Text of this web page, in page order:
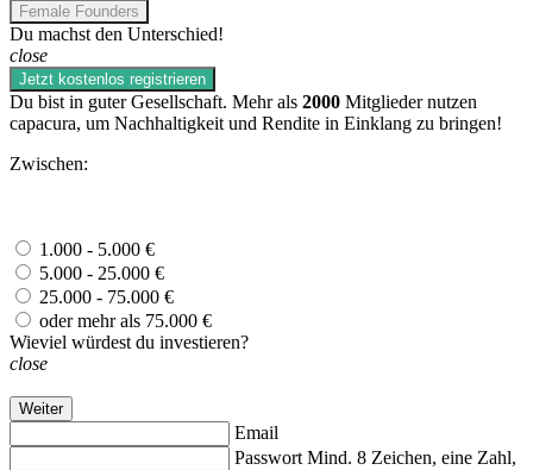
Female Founders
Du machst den Unterschied!
close
Jetzt kostenlos registrieren
Du bist in guter Gesellschaft. Mehr als 2000 Mitglieder nutzen
capacura, um Nachhaltigkeit und Rendite in Einklang zu bringen!
Zwischen:
1.000 - 5.000 €
5.000 - 25.000 €
25.000 - 75.000 €
oder mehr als 75.000 €
Wieviel würdest du investieren?
close
Weiter
Email
Passwort Mind. 8 Zeichen, eine Zahl,